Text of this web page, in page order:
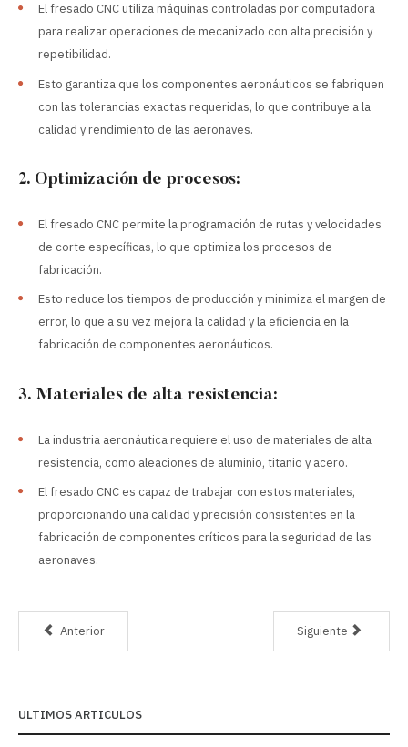
El fresado CNC utiliza máquinas controladas por computadora
para realizar operaciones de mecanizado con alta precisión y
repetibilidad.
Esto garantiza que los componentes aeronáuticos se fabriquen
con las tolerancias exactas requeridas, lo que contribuye a la
calidad y rendimiento de las aeronaves.
2. Optimización de procesos:
El fresado CNC permite la programación de rutas y velocidades
de corte específicas, lo que optimiza los procesos de
fabricación.
Esto reduce los tiempos de producción y minimiza el margen de
error, lo que a su vez mejora la calidad y la eficiencia en la
fabricación de componentes aeronáuticos.
3. Materiales de alta resistencia:
La industria aeronáutica requiere el uso de materiales de alta
resistencia, como aleaciones de aluminio, titanio y acero.
El fresado CNC es capaz de trabajar con estos materiales,
proporcionando una calidad y precisión consistentes en la
fabricación de componentes críticos para la seguridad de las
aeronaves.
Anterior Siguiente
ULTIMOS ARTICULOS